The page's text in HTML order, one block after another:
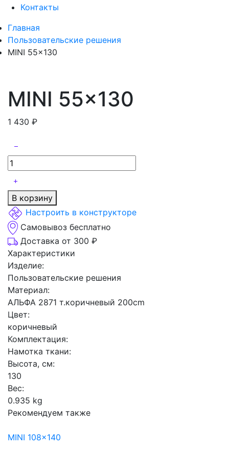
Контакты
Главная
Пользовательские решения
MINI 55×130
MINI 55×130
1 430 ₽
В корзину
Настроить в конструкторе
Самовывоз бесплатно
Доставка от 300 ₽
Характеристики
Изделие:
Пользовательские решения
Материал:
АЛЬФА 2871 т.коричневый 200cm
Цвет:
коричневый
Комплектация:
Намотка ткани:
Высота, см:
130
Вес:
0.935 kg
Рекомендуем также
MINI 108x140